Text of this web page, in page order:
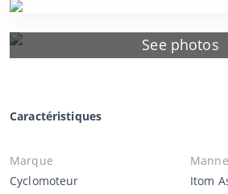
See photos
Caractéristiques
Marque
Cyclomoteur
Itom